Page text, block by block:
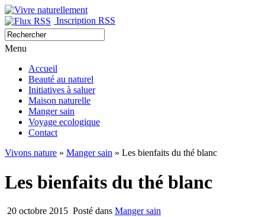
Inscription RSS
Menu
Accueil
Beauté au naturel
Initiatives à saluer
Maison naturelle
Manger sain
Voyage ecologique
Contact
Vivons nature » Manger sain » Les bienfaits du thé blanc
Les bienfaits du thé blanc
20 octobre 2015 Posté dans Manger sain